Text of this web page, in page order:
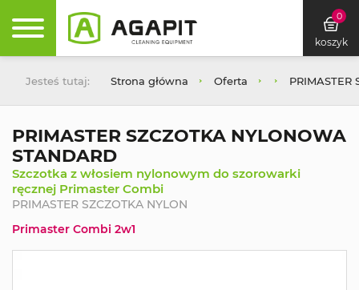
0
koszyk
Jesteś tutaj: Strona główna Oferta PRIMASTER
PRIMASTER SZCZOTKA NYLONOWA
STANDARD
Szczotka z włosiem nylonowym do szorowarki
ręcznej Primaster Combi
PRIMASTER SZCZOTKA NYLON
Primaster Combi 2w1